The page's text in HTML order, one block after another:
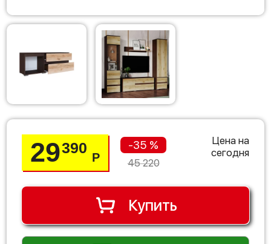
29390
Р
-35 %
45 220
Цена на
сегодня
Купить